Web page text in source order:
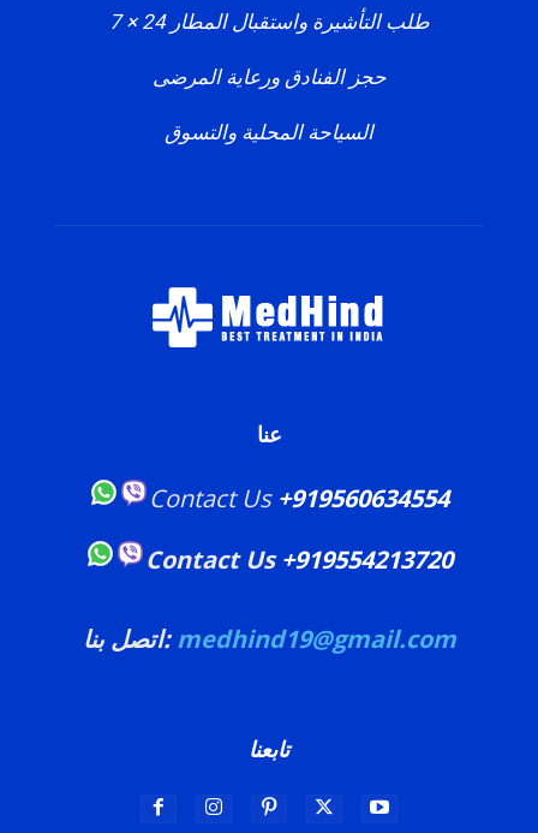
طلب التأشيرة واستقبال المطار 24 × 7
حجز الفنادق ورعاية المرضى
السياحة المحلية والتسوق
عنا
Contact Us +919560634554
Contact Us +919554213720
اتصل بنا:medhind19@gmail.com
تابعنا